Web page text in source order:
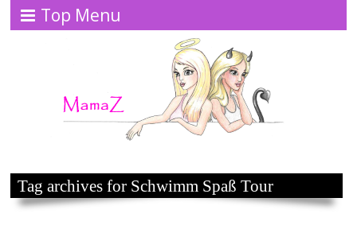
Top Menu
Tag archives for Schwimm Spaß Tour